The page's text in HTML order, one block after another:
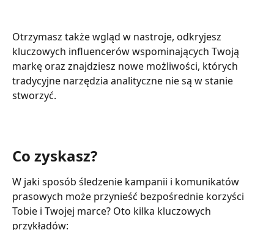
Otrzymasz także wgląd w nastroje, odkryjesz
kluczowych influencerów wspominających Twoją
markę oraz znajdziesz nowe możliwości, których
tradycyjne narzędzia analityczne nie są w stanie
stworzyć.
Co zyskasz?
W jaki sposób śledzenie kampanii i komunikatów
prasowych może przynieść bezpośrednie korzyści
Tobie i Twojej marce? Oto kilka kluczowych
przykładów: